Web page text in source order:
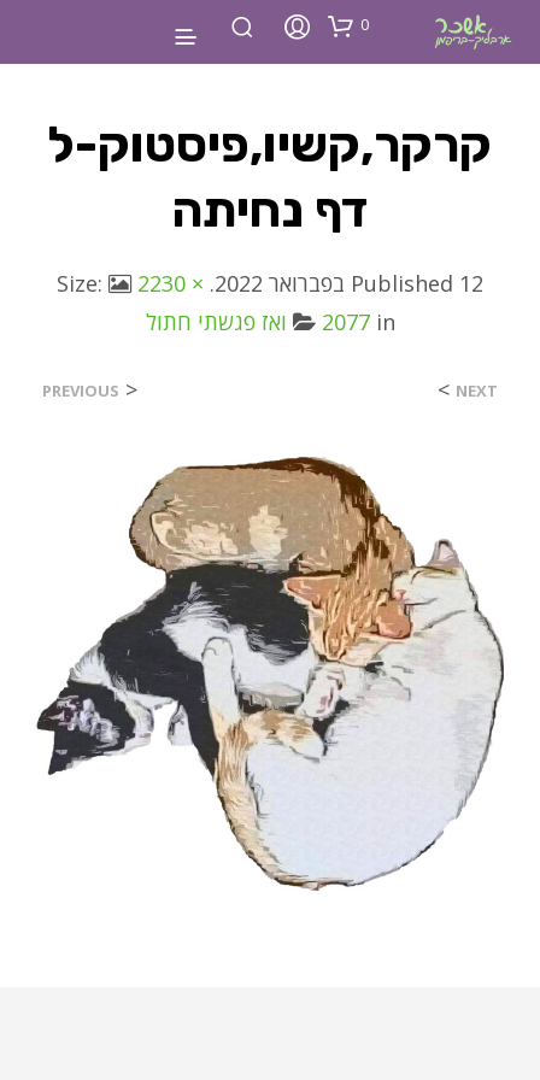
0
קרקר,קשיו,פיסטוק-ל
דף נחיתה
Published 12 בפברואר 2022 . Size:
2230 ×
2077in ואז פגשתי חתול
<
PREVIOUS NEXT
>